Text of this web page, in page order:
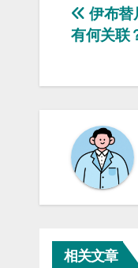
文
章
导
伊布替
有何关联
相关文章